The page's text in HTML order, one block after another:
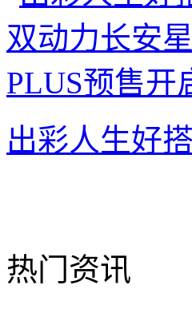
出彩人生好
热门资讯